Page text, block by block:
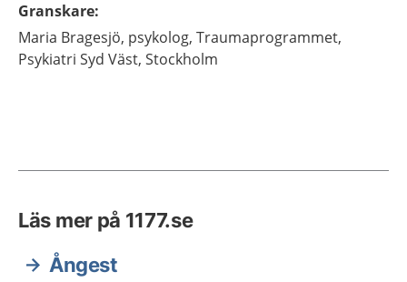
Granskare:
Maria Bragesjö, psykolog, Traumaprogrammet,
Psykiatri Syd Väst, Stockholm
Läs mer på 1177.se
Ångest